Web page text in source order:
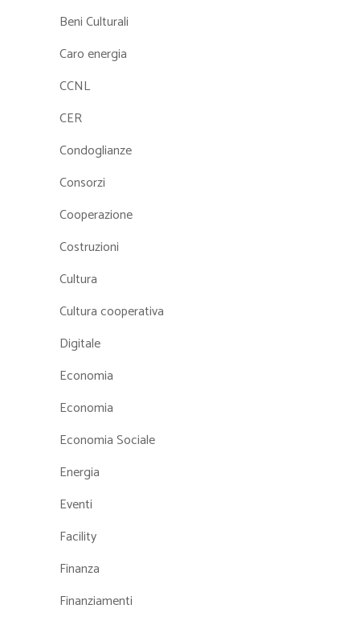
Beni Culturali
Caro energia
CCNL
CER
Condoglianze
Consorzi
Cooperazione
Costruzioni
Cultura
Cultura cooperativa
Digitale
Economia
Economia
Economia Sociale
Energia
Eventi
Facility
Finanza
Finanziamenti